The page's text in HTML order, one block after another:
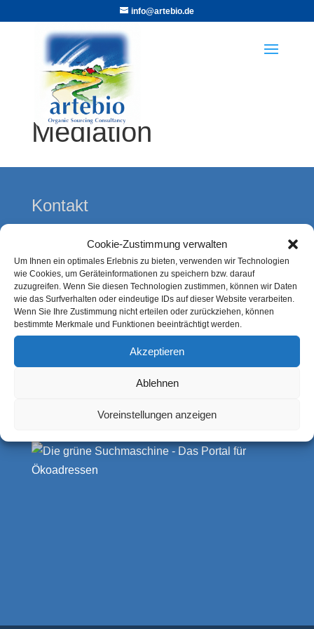
Cookie-Zustimmung verwalten
Um Ihnen ein optimales Erlebnis zu bieten, verwenden wir Technologien
wie Cookies, um Geräteinformationen zu speichern bzw. darauf
zuzugreifen. Wenn Sie diesen Technologien zustimmen, können wir Daten
wie das Surfverhalten oder eindeutige IDs auf dieser Website verarbeiten.
Wenn Sie Ihre Zustimmung nicht erteilen oder zurückziehen, können
bestimmte Merkmale und Funktionen beeinträchtigt werden.
Akzeptieren
Ablehnen
Voreinstellungen anzeigen
info@artebio.de
Mediation
Kontakt
Kolberger Straße 7
21339 Lüneburg
Deutschland
info@artebio.de